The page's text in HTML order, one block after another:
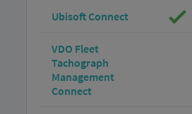
Ubisoft Connect
VDO Fleet
Tachograph
Management
Connect